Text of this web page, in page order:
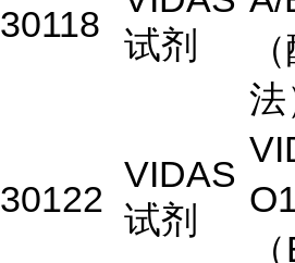
30118
试剂
法
30122
VIDAS
试剂